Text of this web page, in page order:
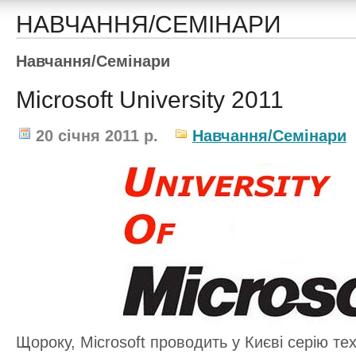
НАВЧАННЯ/СЕМІНАРИ
Навчання/Семінари
Microsoft University 2011
20 січня 2011 р. Навчання/Семінари
Щороку, Microsoft проводить у Києві серію